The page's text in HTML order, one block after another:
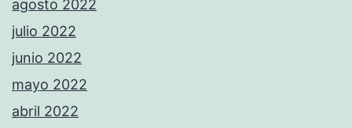
agosto 2022
julio 2022
junio 2022
mayo 2022
abril 2022